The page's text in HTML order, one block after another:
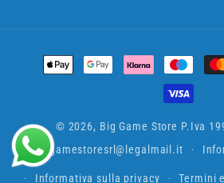
Metodi
di
© 2026, Big Game Store P.Iva
biggamestoresrl@legalmail.it
Informativa sulla privacy Termini